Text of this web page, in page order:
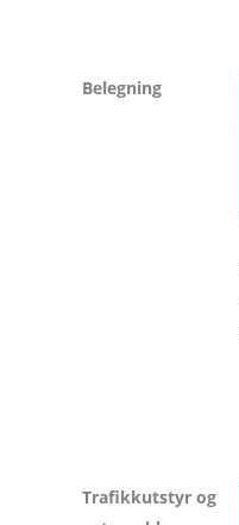
Belegning
Trafikkutstyr og